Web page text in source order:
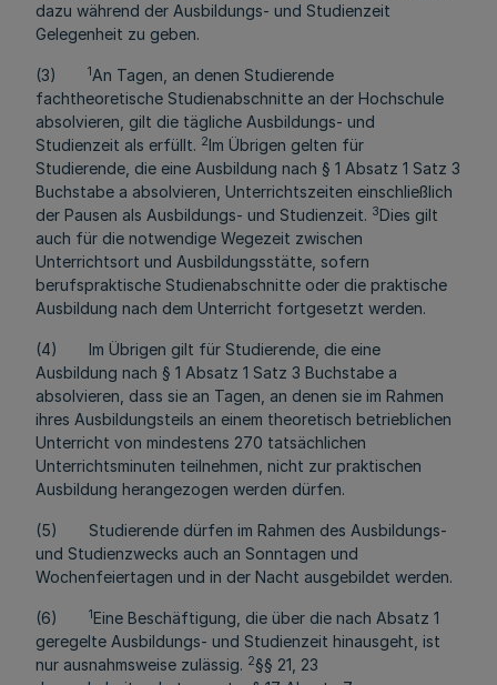
dazu während der Ausbildungs- und Studienzeit
Gelegenheit zu geben.
(3) 1An Tagen, an denen Studierende
fachtheoretische Studienabschnitte an der Hochschule
absolvieren, gilt die tägliche Ausbildungs- und
Studienzeit als erfüllt. 2Im Übrigen gelten für
Studierende, die eine Ausbildung nach § 1 Absatz 1 Satz 3
Buchstabe a absolvieren, Unterrichtszeiten einschließlich
der Pausen als Ausbildungs- und Studienzeit. 3Dies gilt
auch für die notwendige Wegezeit zwischen
Unterrichtsort und Ausbildungsstätte, sofern
berufspraktische Studienabschnitte oder die praktische
Ausbildung nach dem Unterricht fortgesetzt werden.
(4) Im Übrigen gilt für Studierende, die eine
Ausbildung nach § 1 Absatz 1 Satz 3 Buchstabe a
absolvieren, dass sie an Tagen, an denen sie im Rahmen
ihres Ausbildungsteils an einem theoretisch betrieblichen
Unterricht von mindestens 270 tatsächlichen
Unterrichtsminuten teilnehmen, nicht zur praktischen
Ausbildung herangezogen werden dürfen.
(5) Studierende dürfen im Rahmen des Ausbildungs-
und Studienzwecks auch an Sonntagen und
Wochenfeiertagen und in der Nacht ausgebildet werden.
(6) 1Eine Beschäftigung, die über die nach Absatz 1
geregelte Ausbildungs- und Studienzeit hinausgeht, ist
nur ausnahmsweise zulässig. 2§§ 21, 23